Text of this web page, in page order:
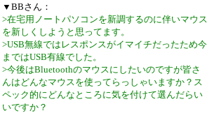
▼BBさん：
>在宅用ノートパソコンを新調するのに伴いマウス
を新しくしようと思ってます。
>USB無線ではレスポンスがイマイチだったため今
まではUSB有線でした。
>今後はBluetoothのマウスにしたいのですが皆さ
んはどんなマウスを使ってらっしゃいますか？ス
ペック的にどんなところに気を付けて選んだらい
いですか？